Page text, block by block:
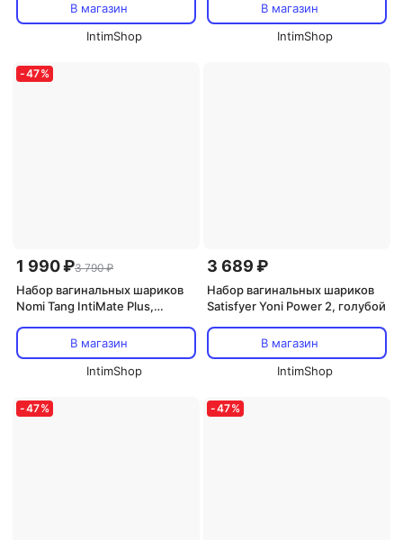
В магазин
IntimShop
В магазин
IntimShop
-47%
1 990 ₽3 790 ₽
Набор вагинальных шариков
Nomi Tang IntiMate Plus,
В магазин
IntimShop
3 689 ₽
Набор вагинальных шариков
Satisfyer Yoni Power 2, голубой
В магазин
IntimShop
-47% -47%